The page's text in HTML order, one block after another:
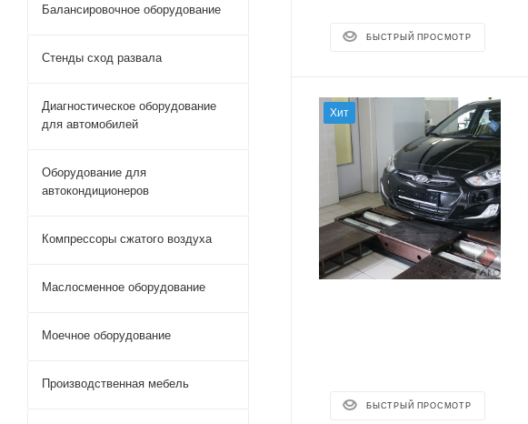
БЫСТРЫЙ ПРОСМОТР
Хит
БЫСТРЫЙ ПРОСМОТР
Балансировочное оборудование
Стенды сход развала
Диагностическое оборудование
для автомобилей
Оборудование для
автокондиционеров
Компрессоры сжатого воздуха
Маслосменное оборудование
Моечное оборудование
Производственная мебель